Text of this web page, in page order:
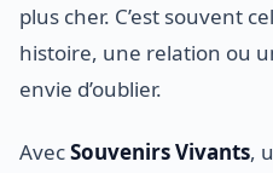
plus cher. C’est souvent
histoire, une relation ou
envie d’oublier.
AvecSouvenirs Vivants,